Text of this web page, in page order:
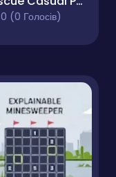
0 (0 Голосів)